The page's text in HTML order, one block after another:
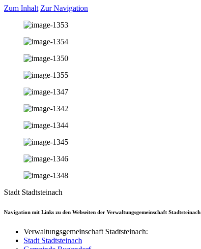
Zum Inhalt Zur Navigation
Stadt Stadtsteinach
Navigation mit Links zu den Webseiten der Verwaltungsgemeinschaft Stadtsteinach
Verwaltungsgemeinschaft Stadtsteinach:
Stadt Stadtsteinach